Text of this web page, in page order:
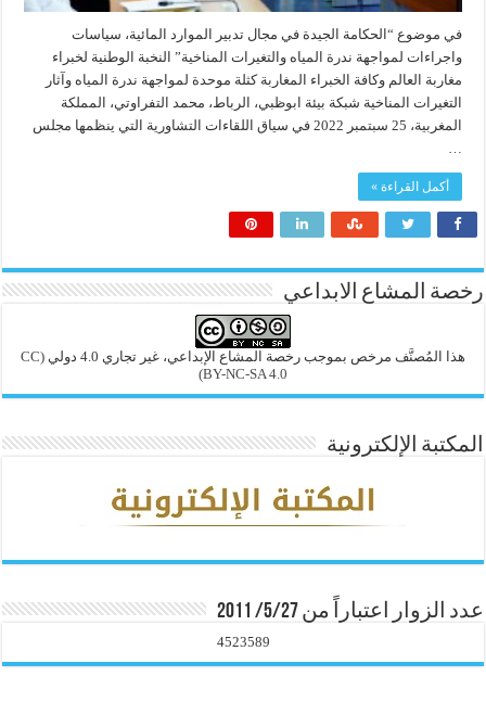
في موضوع “الحكامة الجيدة في مجال تدبير الموارد المائية، سياسات
واجراءات لمواجهة ندرة المياه والتغيرات المناخية” النخبة الوطنية لخبراء
مغاربة العالم وكافة الخبراء المغاربة كثلة موحدة لمواجهة ندرة المياه وآثار
التغيرات المناخية شبكة بيئة ابوظبي، الرباط، محمد التفراوتي، المملكة
المغربية، 25 سبتمبر 2022 في سياق اللقاءات التشاورية التي ينظمها مجلس
…
أكمل القراءة »
رخصة المشاع الابداعي
هذا المُصنَّف مرخص بموجب رخصة المشاع الإبداعي، غير تجاري 4.0 دولي
(CC
BY-NC-SA 4.0)
المكتبة الإلكترونية
عدد الزوار اعتباراً من 5/27/ 2011
4523589